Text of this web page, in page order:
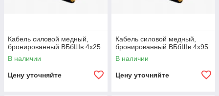
Кабель силовой медный,
бронированный ВБбШв 4х25
В наличии
Цену уточняйте
Кабель силовой медный,
бронированный ВБбШв 4х95
В наличии
Цену уточняйте